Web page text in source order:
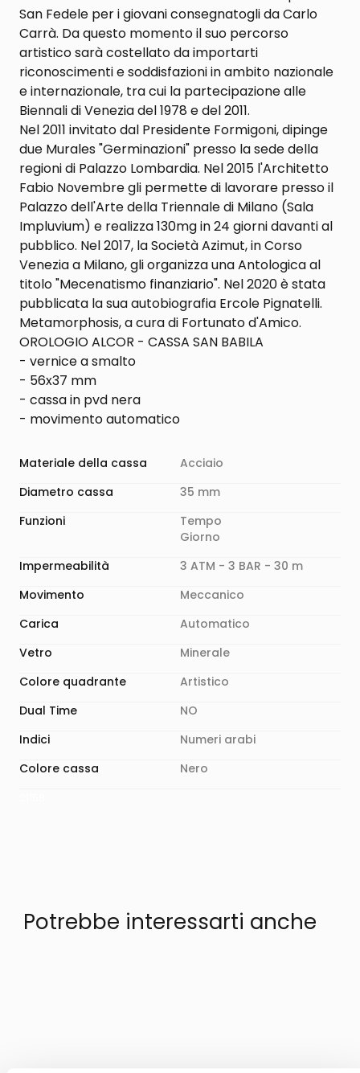
San Fedele per i giovani consegnatogli da Carlo
Carrà. Da questo momento il suo percorso
artistico sarà costellato da importarti
riconoscimenti e soddisfazioni in ambito nazionale
e internazionale, tra cui la partecipazione alle
Biennali di Venezia del 1978 e del 2011.
Nel 2011 invitato dal Presidente Formigoni, dipinge
due Murales "Germinazioni" presso la sede della
regioni di Palazzo Lombardia. Nel 2015 l'Architetto
Fabio Novembre gli permette di lavorare presso il
Palazzo dell'Arte della Triennale di Milano (Sala
Impluvium) e realizza 130mg in 24 giorni davanti al
pubblico. Nel 2017, la Società Azimut, in Corso
Venezia a Milano, gli organizza una Antologica al
titolo "Mecenatismo finanziario". Nel 2020 è stata
pubblicata la sua autobiografia Ercole Pignatelli.
Metamorphosis, a cura di Fortunato d'Amico.
OROLOGIO ALCOR - CASSA SAN BABILA
- vernice a smalto
- 56x37 mm
- cassa in pvd nera
- movimento automatico
Materiale della cassa
Acciaio
Diametro cassa
35 mm
Funzioni
Tempo
Giorno
Impermeabilità
3 ATM - 3 BAR - 30 m
Movimento
Meccanico
Carica
Automatico
Vetro
Minerale
Colore quadrante
Artistico
Dual Time
NO
Indici
Numeri arabi
Colore cassa
Nero
Potrebbe interessarti anche